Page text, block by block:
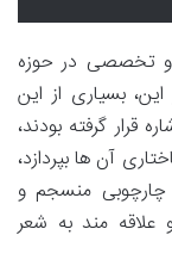
و تخصصی در حوزه
بسیاری از این
قرار گرفته بودند،
آن ها بپردازد،
چارچوبی منسجم و
علاقه مند به شعر